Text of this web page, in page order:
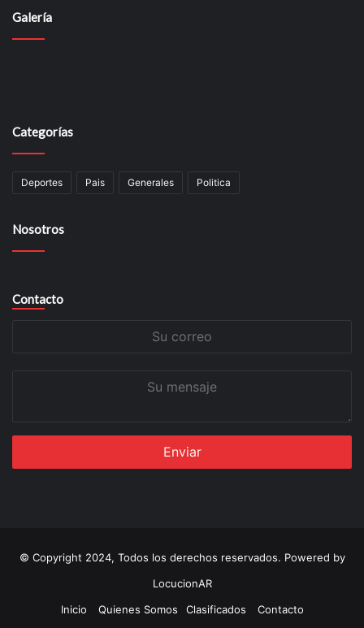
Galería
Categorías
Deportes Pais Generales Politica
Nosotros
Contacto
© Copyright 2024, Todos los derechos reservados. Powered by
LocucionAR
Inicio
Quienes Somos Clasificados Contacto